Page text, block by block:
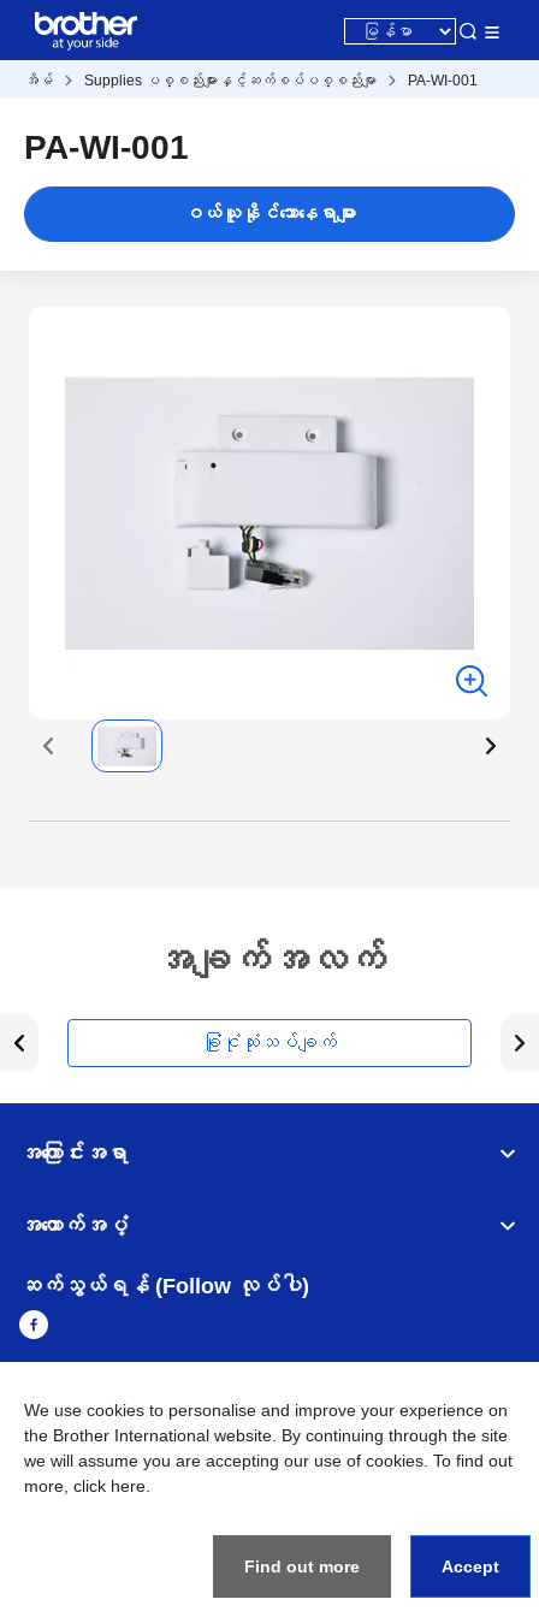
အိမ် Supplies ပစ္စည်းများနှင့်ဆက်စပ်ပစ္စည်းမျာ PA-WI-001
PA-WI-001
ဝယ်ယူနိုင်သောနေရာများ
အချက်အလက်
ခြုံငုံသုံးသပ်ချက်
အကြောင်းအရာ
အထောက်အပံ့
ဆက်သွယ်ရန် (Follow လုပ်ပါ)
Myanmar Brother ၏ ကမ္ဘာတစ်ဝန်းရှိ ကွန်ယက်များ
အချက်အလက်မူဝါဒ အသုံးပြုမူဝါဒ
သုံးစွဲရန် ဝက်ဆိုဒ်အညွှန်း
Brother Global ဝက်ဆိုဒ်သို့သွားရန်
BROTHER INTERNATIONAL SINGAPORE PTE. LTD. All
Rights Reserved
We use cookies to personalise and improve your experience on
the Brother International website. By continuing through the site
we will assume you are accepting our use of cookies. To find out
more, click here
Find out more Accept